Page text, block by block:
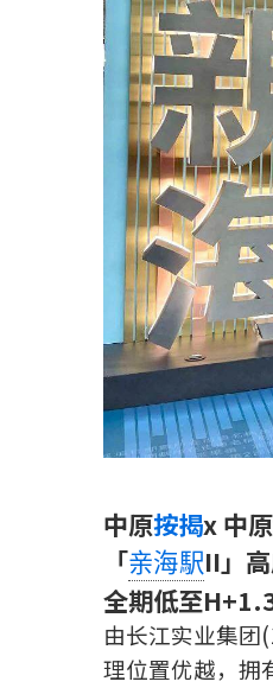
中原按揭x 中
「亲海駅II」
全期低至
由长江实业集团
理位置优越，拥